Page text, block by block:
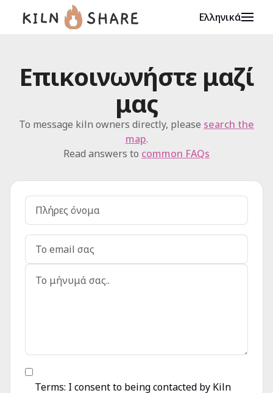
Ελληνικά
Επικοινωνήστε μαζί
μας
To message kiln owners directly, please search the
map.
Read answers to common FAQs
Terms: I consent to being contacted by Kiln